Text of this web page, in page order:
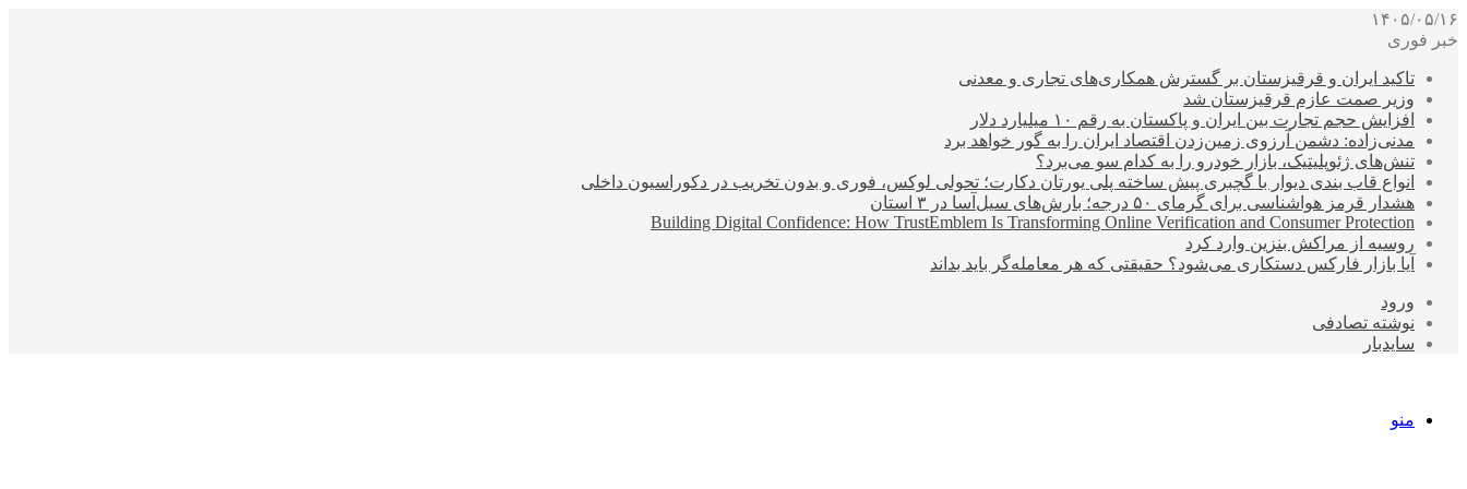
۱۴۰۵/۰۵/۱۶
خبر فوری
تاکید ایران و قرقیزستان بر گسترش همکاری‌های تجاری و معدنی
وزیر صمت عازم قرقیزستان شد
افزایش حجم تجارت بین ایران و پاکستان به رقم ۱۰ میلیارد دلار
مدنی‌زاده: دشمن آرزوی زمین‌زدن اقتصاد ایران را به گور خواهد برد
تنش‌های ژئوپلیتیک، بازار خودرو را به کدام سو می‌برد؟
انواع قاب بندی دیوار با گچبری پیش ساخته پلی یورتان دکارت؛ تحولی لوکس، فوری و بدون تخریب در دکوراسیون داخلی
هشدار قرمز هواشناسی برای گرمای ۵۰ درجه؛ بارش‌های سیل‌آسا در ۳ استان
Building Digital Confidence: How TrustEmblem Is Transforming Online Verification and Consumer Protection
روسیه از مراکش بنزین وارد کرد
آیا بازار فارکس دستکاری می‌شود؟ حقیقتی که هر معامله‌گر باید بداند
ورود
نوشته تصادفی
سایدبار
منو